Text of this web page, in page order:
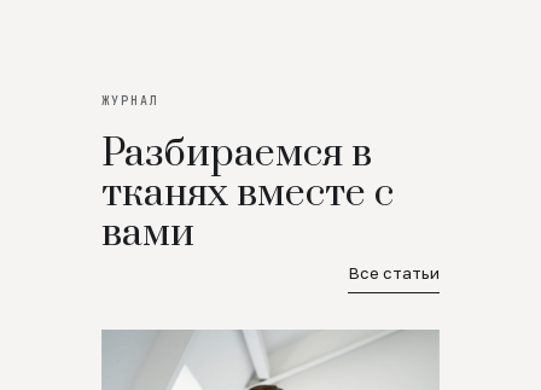
ЖУРНАЛ
Разбираемся в
тканях вместе с
вами
Все статьи